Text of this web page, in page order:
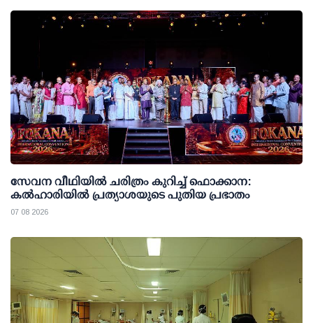
സേവന വീഥിയില്‍ ചരിത്രം കുറിച്ച് ഫൊക്കാന:
കല്‍ഹാരിയില്‍ പ്രത്യാശയുടെ പുതിയ പ്രഭാതം
07 08 2026